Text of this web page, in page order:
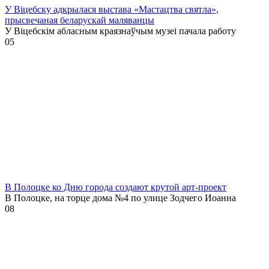
У Віцебску адкрылася выстава «Мастацтва святла»,
прысвечаная беларускай маляванцы
У Віцебскім абласным краязнаўчым музеі пачала работу
05
В Полоцке ко Дню города создают крутой арт-проект
В Полоцке, на торце дома №4 по улице Зодчего Иоанна
08